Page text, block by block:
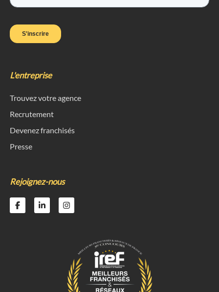
L'entreprise
Trouvez votre agence
Recrutement
Devenez franchisés
Presse
Rejoignez-nous